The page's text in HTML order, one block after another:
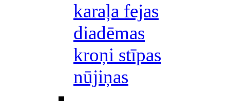
karaļa fejas
diadēmas
kroņi stīpas
nūjiņas